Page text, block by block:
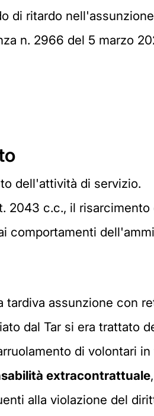
di ritardo
n. 2966 del 5 marzo
dell'attività di servizio.
2043 c.c., il
comportamenti
assunzione con
dal Tar si era trattato
di volontari
extracontrattuale
alla violazione del